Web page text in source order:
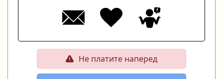
Не платите наперед